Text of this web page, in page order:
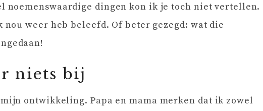
noemenswaardige dingen kon ik je toch niet vertellen.
nou weer heb beleefd. Of beter gezegd: wat die
niets bij
ontwikkeling. Papa en mama merken dat ik zowel